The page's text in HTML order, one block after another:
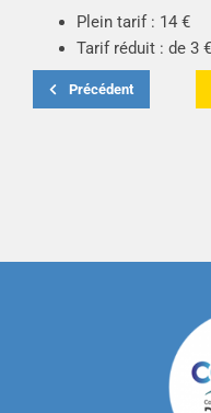
Plein tarif : 14 €
Tarif réduit : de 3
Précédent